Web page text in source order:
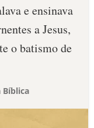
e ensinava
a Jesus,
o batismo de
Bíblica